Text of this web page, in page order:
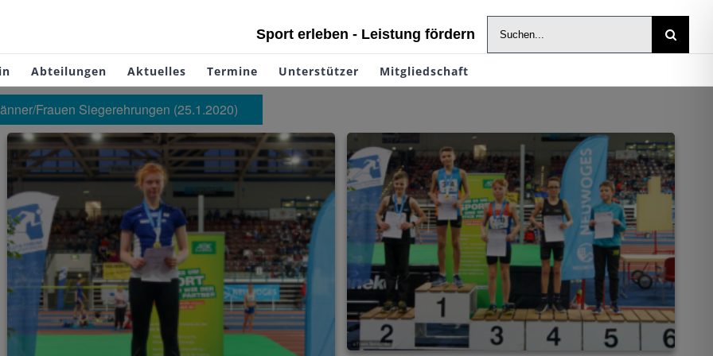
Sport erleben - Leistung fördern
Suche
nach:
Abteilungen Aktuelles Termine Unterstützer Mitgliedschaft
Frauen Siegerehrungen (25.1.2020)